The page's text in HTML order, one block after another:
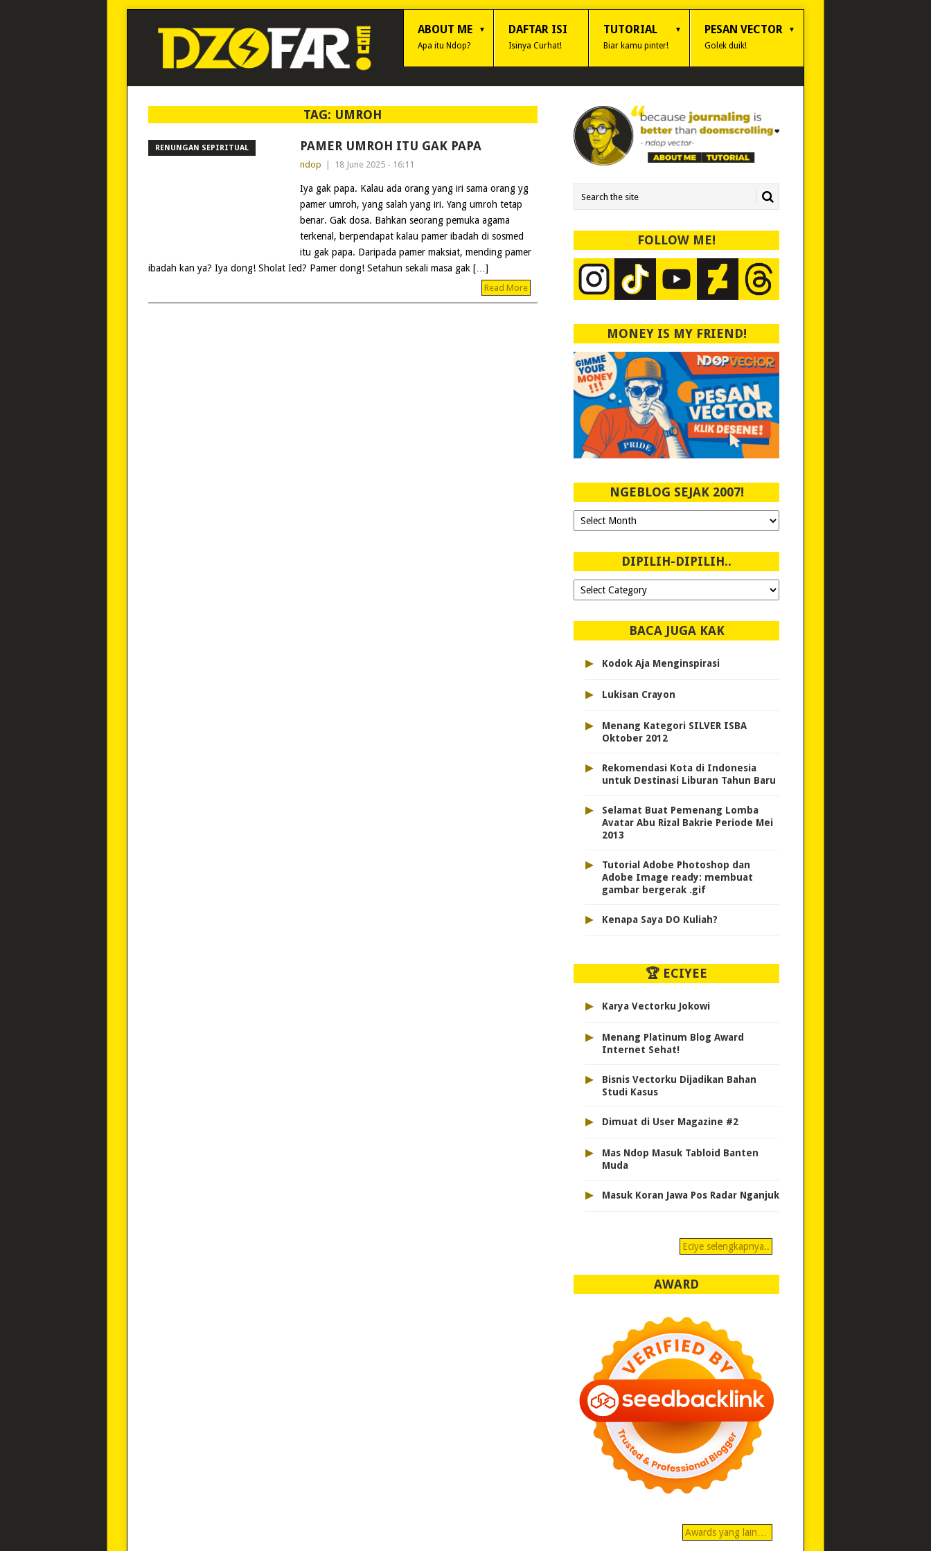
ABOUT ME
Apa itu Ndop?
DAFTAR ISI
Isinya Curhat!
TUTORIAL
Biar kamu pinter!
PESAN VECTOR
Golek duik!
TAG: UMROH
RENUNGAN SEPIRITUAL PAMER UMROH ITU GAK PAPA
ndop 18 June 2025 - 16:11
Iya gak papa. Kalau ada orang yang iri sama orang yg
pamer umroh, yang salah yang iri. Yang umroh tetap
benar. Gak dosa. Bahkan seorang pemuka agama
terkenal, berpendapat kalau pamer ibadah di sosmed
itu gak papa. Daripada pamer maksiat, mending pamer
ibadah kan ya? Iya dong! Sholat Ied? Pamer dong! Setahun sekali masa gak […]
Read More
FOLLOW ME!
MONEY IS MY FRIEND!
NGEBLOG SEJAK 2007!
Ngeblog
Sejak
DIPILIH-DIPILIH..
Dipilih-
dipilih..
BACA JUGA KAK
▸ Kodok Aja Menginspirasi
▸ Lukisan Crayon
▸
Menang Kategori SILVER ISBA
Oktober 2012
▸
Rekomendasi Kota di Indonesia
untuk Destinasi Liburan Tahun Baru
▸
Selamat Buat Pemenang Lomba
Avatar Abu Rizal Bakrie Periode Mei
2013
▸
Tutorial Adobe Photoshop dan
Adobe Image ready: membuat
gambar bergerak .gif
▸ Kenapa Saya DO Kuliah?
🏆 ECIYEE
▸ Karya Vectorku Jokowi
▸
Menang Platinum Blog Award
Internet Sehat!
▸
Bisnis Vectorku Dijadikan Bahan
Studi Kasus
▸ Dimuat di User Magazine #2
▸
Mas Ndop Masuk Tabloid Banten
Muda
▸ Masuk Koran Jawa Pos Radar Nganjuk
Eciye selengkapnya..
AWARD
Awards yang lain…